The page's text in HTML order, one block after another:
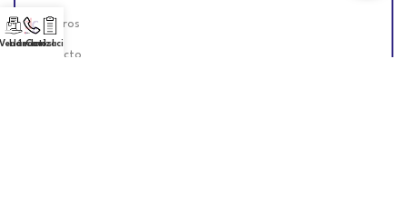
Nosotros
Contacto
Llámanos!
Cotización